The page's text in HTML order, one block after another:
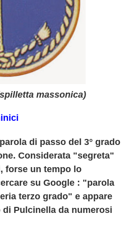
massonica)
di passo del 3° grado
. Considerata "segreta"
forse un tempo lo
su Google : "parola
terzo grado" e appare
di Pulcinella da numerosi